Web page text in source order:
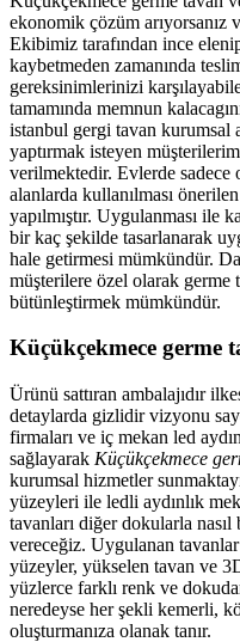
ekonomik çözüm arıyorsanız
Ekibimiz tarafından ince
kaybetmeden zamanında
gereksinimlerinizi
tamamında memnun
istanbul gergi tavan kurumsal
yaptırmak isteyen
verilmektedir. Evlerde sadece
alanlarda kullanılması
yapılmıştır. Uygulanması ile
bir kaç şekilde tasarlanarak
hale getirmesi mümkündür.
müşterilere özel olarak germe
bütünleştirmek mümkündür.
Küçükçekmece germe
Ürünü sattıran ambalajıdır
detaylarda gizlidir vizyonu
firmaları ve iç mekan led
sağlayarak Küçükçekmece
kurumsal hizmetler
yüzeyleri ile ledli aydınlık
tavanları diğer dokularla
vereceğiz. Uygulanan
yüzeyler, yükselen tavan ve
yüzlerce farklı renk ve
neredeyse her şekli kemerli,
oluşturmanıza olanak tanır.